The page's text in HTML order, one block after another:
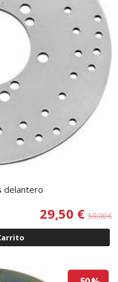
delantero
29,50 € 59,00 €